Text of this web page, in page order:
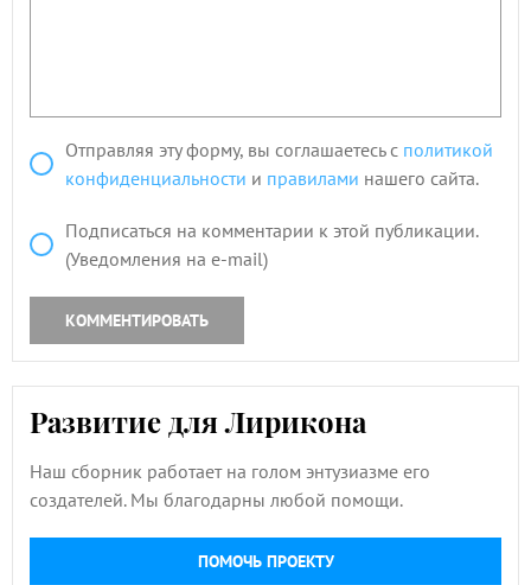
Отправляя эту форму, вы соглашаетесь с политикой
конфиденциальности и правилами нашего сайта.
Подписаться на комментарии к этой публикации.
(Уведомления на e-mail)
КОММЕНТИРОВАТЬ
Развитие для Лирикона
Наш сборник работает на голом энтузиазме его
создателей. Мы благодарны любой помощи.
ПОМОЧЬ ПРОЕКТУ